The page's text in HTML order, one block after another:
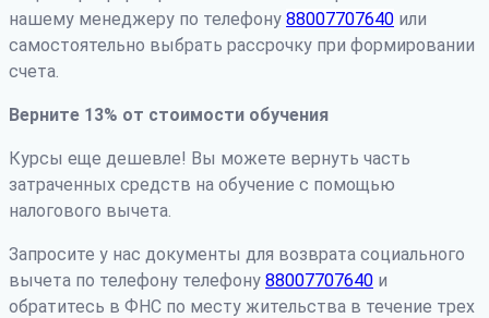
нашему менеджеру по телефону 88007707640 или
самостоятельно выбрать рассрочку при формировании
счета.
Верните 13% от стоимости обучения
Курсы еще дешевле! Вы можете вернуть часть
затраченных средств на обучение с помощью
налогового вычета.
Запросите у нас документы для возврата социального
вычета по телефону телефону 88007707640 и
обратитесь в ФНС по месту жительства в течение трех